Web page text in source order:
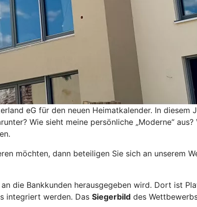
eG für den neuen Heimatkalender. In diesem
Wie sieht meine persönliche „Moderne“
möchten, dann beteiligen Sie sich an unserem
die Bankkunden herausgegeben wird. Dort ist
integriert werden. Das Siegerbild des